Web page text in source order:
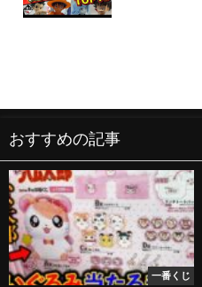
おすすめの記事
一番くじ